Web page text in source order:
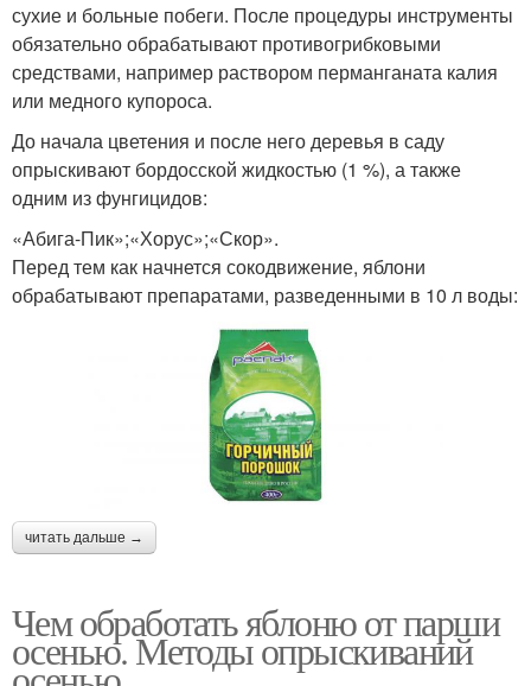
сухие и больные побеги. После процедуры инструменты
обязательно обрабатывают противогрибковыми
средствами, например раствором перманганата калия
или медного купороса.
До начала цветения и после него деревья в саду
опрыскивают бордосской жидкостью (1 %), а также
одним из фунгицидов:
«Абига-Пик»;«Хорус»;«Скор».
Перед тем как начнется сокодвижение, яблони
обрабатывают препаратами, разведенными в 10 л воды:
читать дальше →
Чем обработать яблоню от парши
осенью. Методы опрыскиваний